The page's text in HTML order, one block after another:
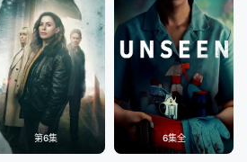
第6集 6集全